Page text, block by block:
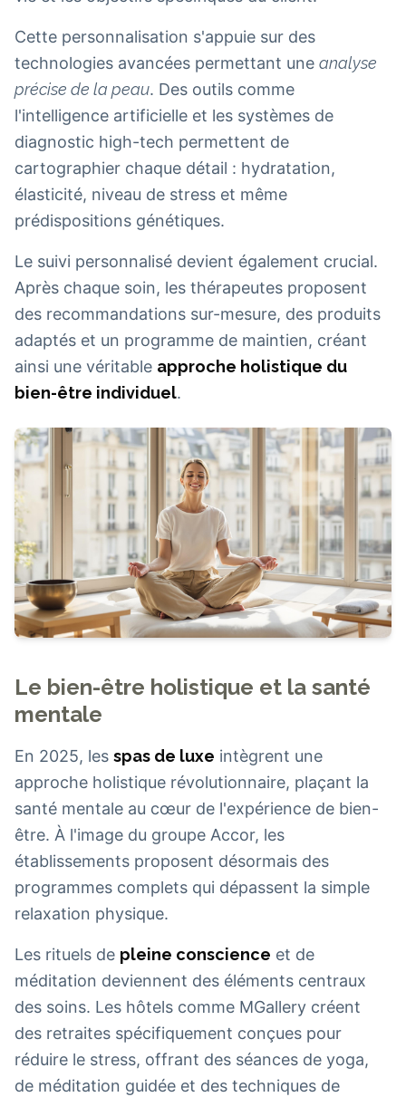
Cette personnalisation s'appuie sur des
technologies avancées permettant une analyse
précise de la peau. Des outils comme
l'intelligence artificielle et les systèmes de
diagnostic high-tech permettent de
cartographier chaque détail : hydratation,
élasticité, niveau de stress et même
prédispositions génétiques.
Le suivi personnalisé devient également crucial.
Après chaque soin, les thérapeutes proposent
des recommandations sur-mesure, des produits
adaptés et un programme de maintien, créant
ainsi une véritable approche holistique du
bien-être individuel.
Le bien-être holistique et la santé
mentale
En 2025, les spas de luxe intègrent une
approche holistique révolutionnaire, plaçant la
santé mentale au cœur de l'expérience de bien-
être. À l'image du groupe Accor, les
établissements proposent désormais des
programmes complets qui dépassent la simple
relaxation physique.
Les rituels de pleine conscience et de
méditation deviennent des éléments centraux
des soins. Les hôtels comme MGallery créent
des retraites spécifiquement conçues pour
réduire le stress, offrant des séances de yoga,
de méditation guidée et des techniques de